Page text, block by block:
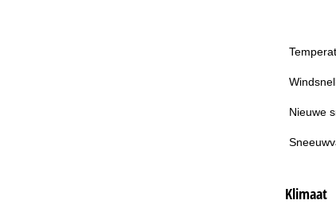
Nieuwe
Klimaat